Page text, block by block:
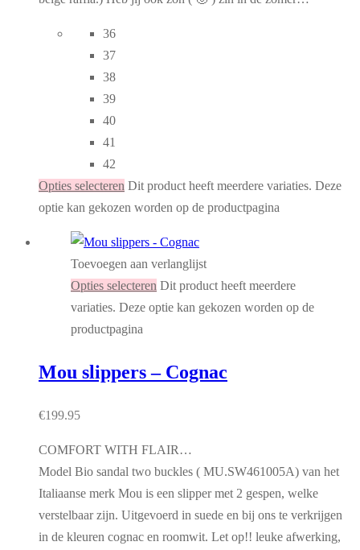
36
37
38
39
40
41
42
Opties selecteren Dit product heeft meerdere variaties. Deze
optie kan gekozen worden op de productpagina
Toevoegen aan verlanglijst
Opties selecteren Dit product heeft meerdere
variaties. Deze optie kan gekozen worden op de
productpagina
Mou slippers – Cognac
€199.95
COMFORT WITH FLAIR…
Model Bio sandal two buckles ( MU.SW461005A) van het
Italiaanse merk Mou is een slipper met 2 gespen, welke
verstelbaar zijn. Uitgevoerd in suede en bij ons te verkrijgen
in de kleuren cognac en roomwit. Let op!! leuke afwerking,